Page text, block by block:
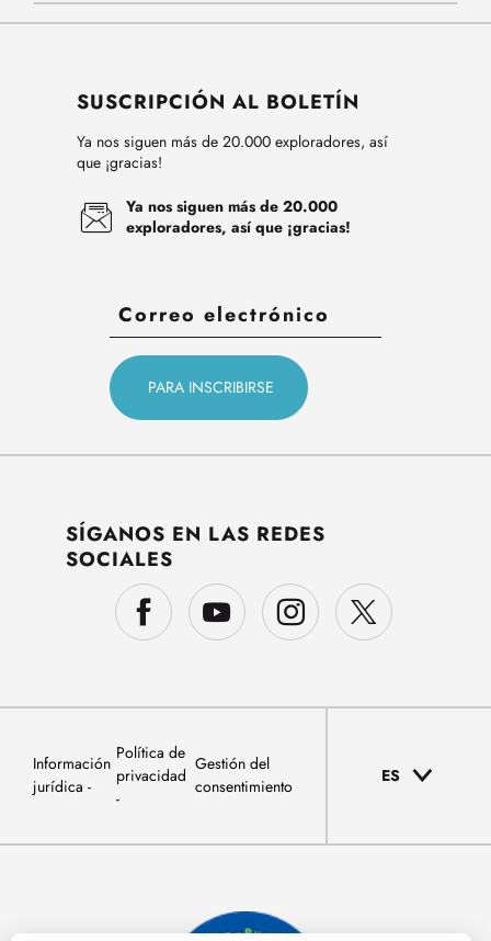
SUSCRIPCIÓN AL BOLETÍN
Ya nos siguen más de 20.000 exploradores, así
que ¡gracias!
Ya nos siguen más de 20.000
exploradores, así que ¡gracias!
SÍGANOS EN LAS REDES
SOCIALES
Información
jurídica
Política de
privacidad
Gestión del
consentimiento
ES